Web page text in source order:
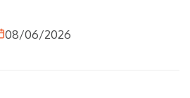
08/06/2026